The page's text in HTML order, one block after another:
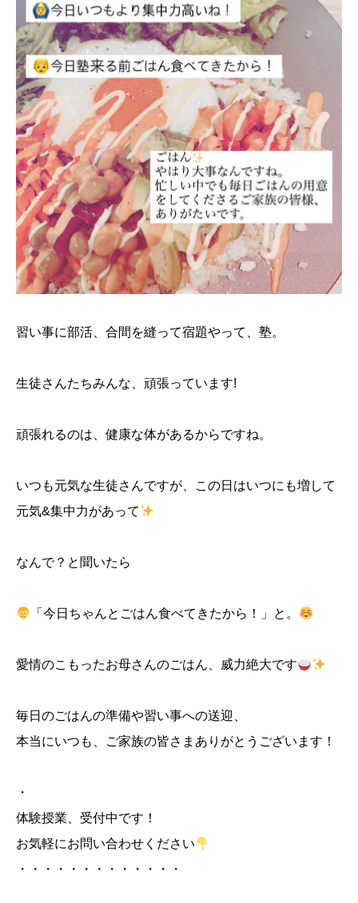
習い事に部活、合間を縫って宿題やって、塾。
生徒さんたちみんな、頑張っています!
頑張れるのは、健康な体があるからですね。
いつも元気な生徒さんですが、この日はいつにも増して
元気&集中力があって
なんで？と聞いたら
「今日ちゃんとごはん食べてきたから！」と。
愛情のこもったお母さんのごはん、威力絶大です
毎日のごはんの準備や習い事への送迎、
本当にいつも、ご家族の皆さまありがとうございます！
・
体験授業、受付中です！
お気軽にお問い合わせください
・・・・・・・・・・・・・